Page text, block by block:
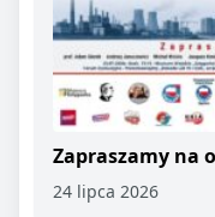
Zapraszamy na
24 lipca 2026